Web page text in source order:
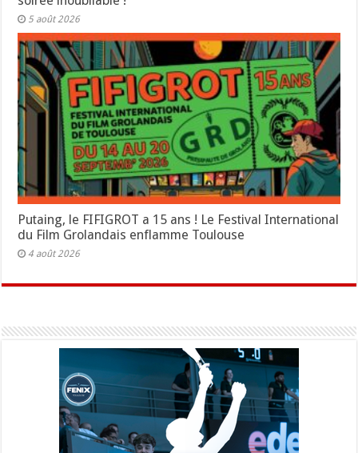
5 août 2026
Putaing, le FIFIGROT a 15 ans ! Le Festival International
du Film Grolandais enflamme Toulouse
4 août 2026